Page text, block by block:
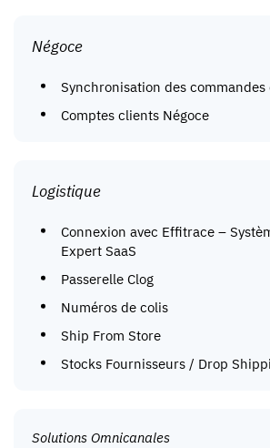
Négoce
Synchronisation des commandes
Comptes clients Négoce
Logistique
Connexion avec Effitrace –
Expert SaaS
Passerelle Clog
Numéros de colis
Ship From Store
Stocks Fournisseurs / Drop
Solutions Omnicanales